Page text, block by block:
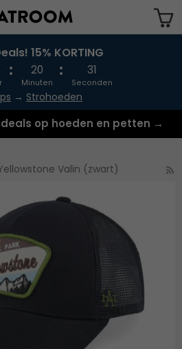
blivit tillagd i varukorgen
15% KORTING
20
Minuten
30
Seconden
→ Strohoeden
op hoeden en petten →
Valin (zwart)